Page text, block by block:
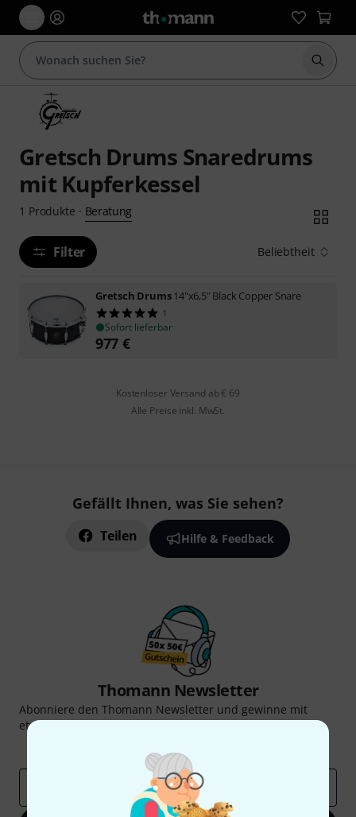
Suche
Gretsch Drums Snaredrums
mit Kupferkessel
1 Produkte · Beratung
Filter Beliebtheit
Gretsch Drums14"x6,5" Black Copper Snare
1
Sofort lieferbar
977 €
Kostenloser Versand ab € 69
Alle Preise inkl. MwSt.
Gefällt Ihnen, was Sie sehen?
Teilen Hilfe & Feedback
Thomann Newsletter
Abonniere den Thomann Newsletter und gewinne mit
etwas Glück einen von50 Gutscheinenüber jeweils50€!